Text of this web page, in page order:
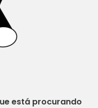
está procurando